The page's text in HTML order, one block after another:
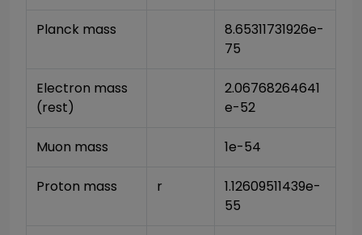
Planck mass
8.65311731926e-
75
Electron mass
(rest)
2.06768264641
e-52
Muon mass 1e-54
Proton mass r
1.12609511439e-
55